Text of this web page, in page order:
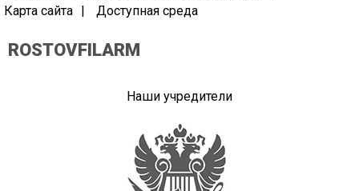
Карта сайта
Доступная среда
ROSTOVFILARM
Наши учредители